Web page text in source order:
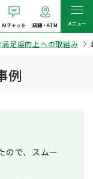
AIチャット 店舗・ATM メニュー
満足度向上への取組み
例
ので、スムー